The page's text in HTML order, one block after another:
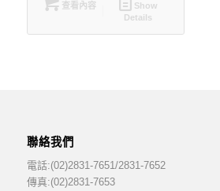
查看內容
Show
Details
聯絡我們
電話:(02)2831-7651/2831-7652
傳真:(02)2831-7653